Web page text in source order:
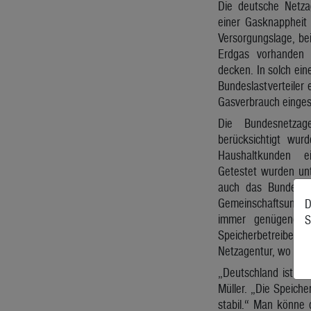
Die deutsche
einer
Versorgungslage,
Erdgas
decken. In solch
Bundeslastverteiler
Gasverbrauch
Die
berücksichtigt
Haushaltkunden
Getestet wurden
auch das
immer genügend
Speicherbetreiber
Netzagentur, wo
„Deutschland ist
Müller. „Die
stabil.“ Man könne